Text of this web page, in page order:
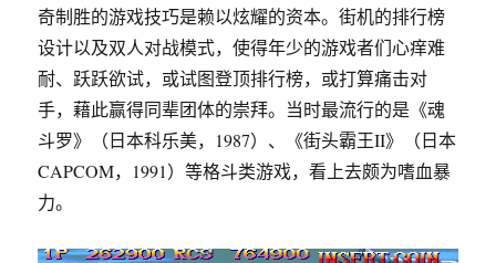
奇制胜的游戏技巧是赖以炫耀的资本。街机的排行榜
设计以及双人对战模式，使得年少的游戏者们心痒难
耐、跃跃欲试，或试图登顶排行榜，或打算痛击对
手，藉此赢得同辈团体的崇拜。当时最流行的是《魂
斗罗》（日本科乐美，1987）、《街头霸王II》（日本
CAPCOM，1991）等格斗类游戏，看上去颇为嗜血暴
力。